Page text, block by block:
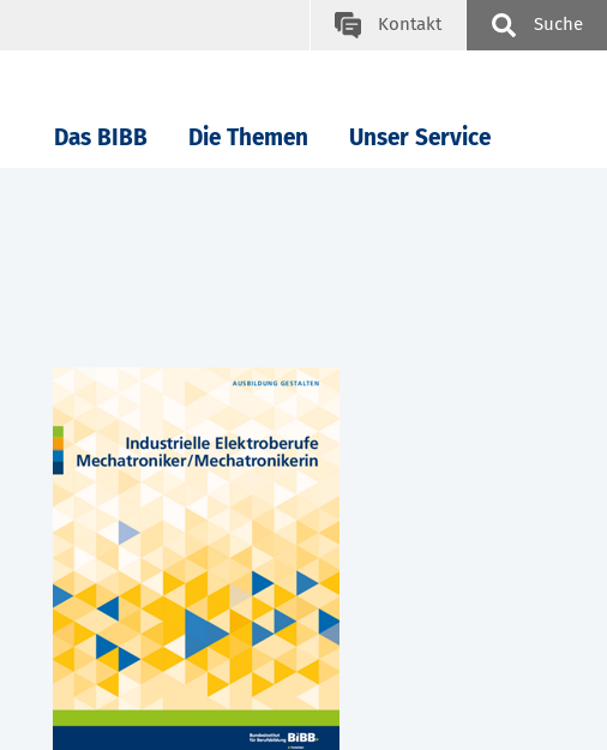
Kontakt Suche
Das BIBB Die Themen Unser Service